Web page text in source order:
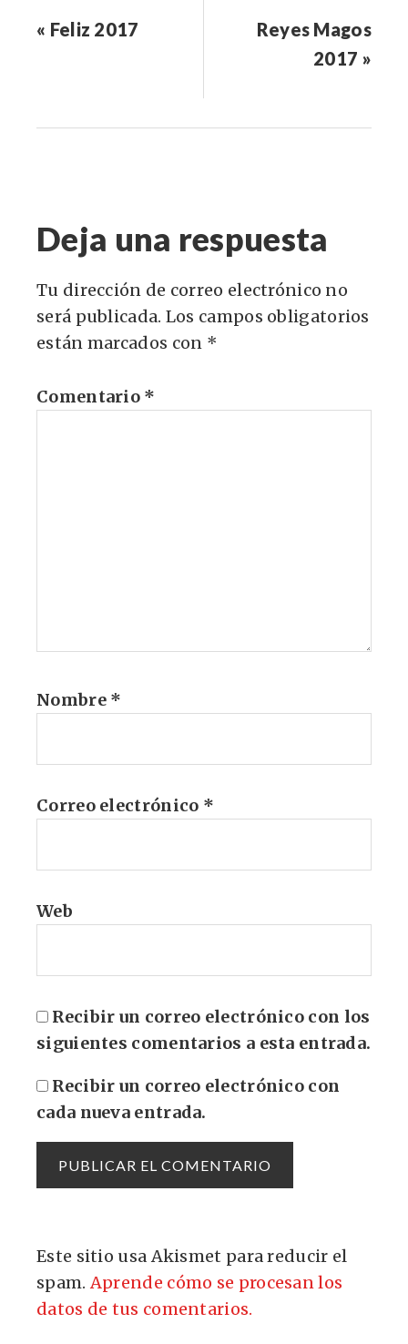
« Feliz 2017
Reyes Magos
2017 »
Deja una respuesta
Tu dirección de correo electrónico no
será publicada. Los campos obligatorios
están marcados con *
Comentario *
Nombre *
Correo electrónico *
Web
Recibir un correo electrónico con los
siguientes comentarios a esta entrada.
Recibir un correo electrónico con
cada nueva entrada.
Este sitio usa Akismet para reducir el
spam.Aprende cómo se procesan los
datos de tus comentarios.